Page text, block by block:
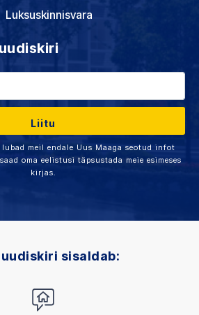
Luksuskinnisvara
meil endale Uus Maaga seotud infot
oma eelistusi täpsustada meie esimeses
kirjas.
uudiskiri sisaldab: